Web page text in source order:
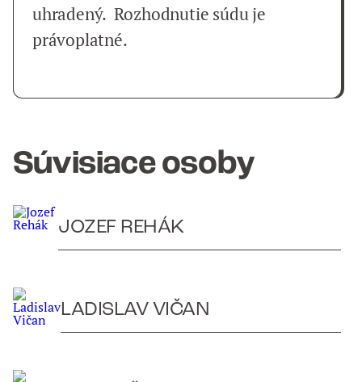
uhradený. Rozhodnutie súdu je
právoplatné.
Súvisiace osoby
JOZEF REHÁK
LADISLAV VIČAN